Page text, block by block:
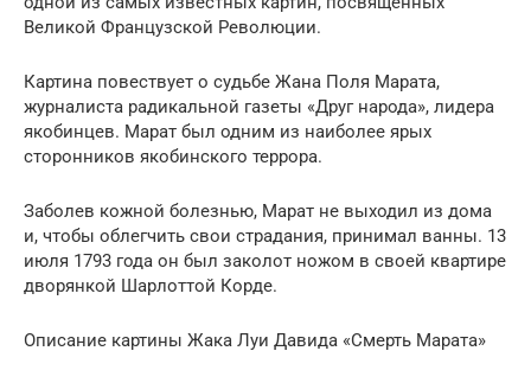
Великой Французской Революции.
Картина повествует о судьбе Жана Поля Марата,
журналиста радикальной газеты «Друг народа», лидера
якобинцев. Марат был одним из наиболее ярых
сторонников якобинского террора.
Заболев кожной болезнью, Марат не выходил из дома
и, чтобы облегчить свои страдания, принимал ванны. 13
июля 1793 года он был заколот ножом в своей квартире
дворянкой Шарлоттой Корде.
Описание картины Жака Луи Давида «Смерть Марата»